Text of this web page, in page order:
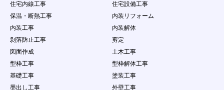
は、事務局は一切の責任を負わないものとしま
す。
２．会員は、自己の責任にもとづき本サービスを利用
するものとし、会員が公開するコンテンツについ
３．会員は当社に対し、他人の著作物を使用したこと
などが原因で紛争、損害賠償の請求などが起こっ
た場合の損害、責任について一切を免責するもの
とし、自らの責任を持って紛争に対処するものと
住宅内線工事
住宅設備工事
保温・断熱工事
内装リフォーム
内装工事
内装解体
剝落防止工事
剪定
図面作成
土木工事
型枠工事
型枠解体工事
基礎工事
塗装工事
墨出し工事
外壁工事